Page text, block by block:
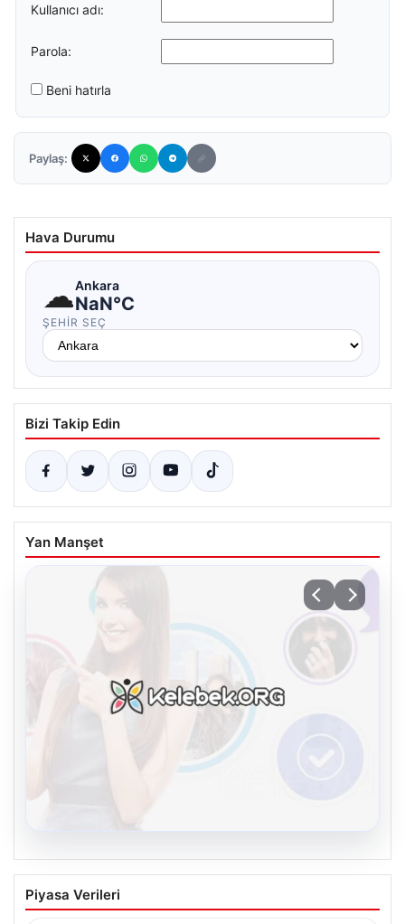
Kullanıcı adı:
Parola:
Beni hatırla
Paylaş:
Hava Durumu
☁Ankara
NaN°C
ŞEHIR SEÇ
Bizi Takip Edin
Yan Manşet
Kelebek chat adresi İle Sanal İletişimin
Güvenli Adresi Ve Muhabbet Deneyimi
Piyasa Verileri